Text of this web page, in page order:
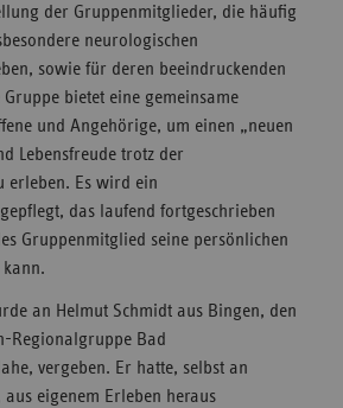
der Gruppenmitglieder, die häufig
neurologischen
sowie für deren beeindruckenden
bietet eine gemeinsame
und Angehörige, um einen „neuen
Lebensfreude trotz der
erleben. Es wird ein
das laufend fortgeschrieben
Gruppenmitglied seine persönlichen
kann.
an Helmut Schmidt aus Bingen, den
Regionalgruppe Bad
vergeben. Er hatte, selbst an
eigenem Erleben heraus